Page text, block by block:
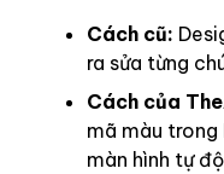
Cách cũ:
ra sửa từng
Cách của
mã màu trong
màn hình tự